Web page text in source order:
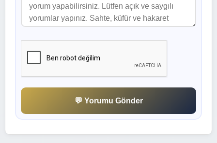
💬 Yorumu Gönder